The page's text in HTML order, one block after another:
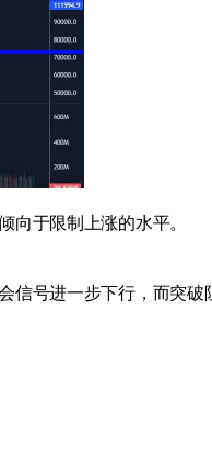
于限制上涨的水平。
信号进一步下行，而突破